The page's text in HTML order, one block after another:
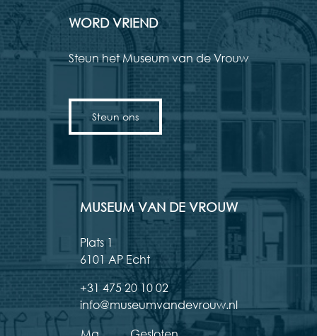
WORD VRIEND
Steun het Museum van de Vrouw
Steun ons
MUSEUM VAN DE VROUW
Plats 1
6101 AP Echt
+31 475 20 10 02
info@museumvandevrouw.nl